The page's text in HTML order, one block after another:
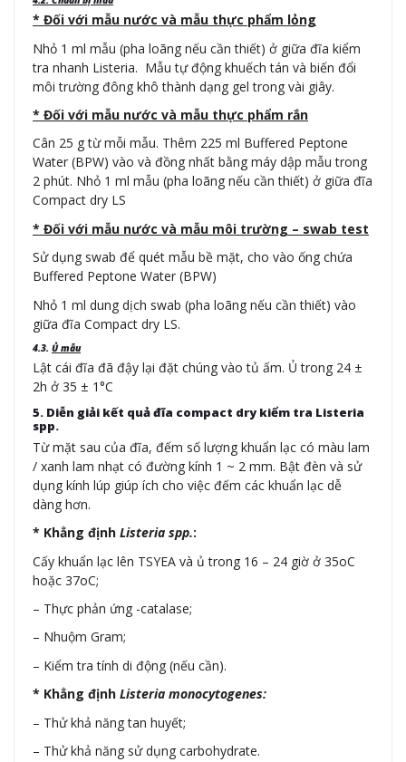
* Đối với mẫu nước và mẫu thực phẩm lỏng
Nhỏ 1 ml mẫu (pha loãng nếu cần thiết) ở giữa đĩa kiểm
tra nhanh Listeria. Mẫu tự động khuếch tán và biến đổi
môi trường đông khô thành dạng gel trong vài giây.
* Đối với mẫu nước và mẫu thực phẩm rắn
Cân 25 g từ mỗi mẫu. Thêm 225 ml Buffered Peptone
Water (BPW) vào và đồng nhất bằng máy dập mẫu trong
2 phút. Nhỏ 1 ml mẫu (pha loãng nếu cần thiết) ở giữa đĩa
Compact dry LS
* Đối với mẫu nước và mẫu môi trường – swab test
Sử dụng swab để quét mẫu bề mặt, cho vào ống chứa
Buffered Peptone Water (BPW)
Nhỏ 1 ml dung dịch swab (pha loãng nếu cần thiết) vào
giữa đĩa Compact dry LS.
4.3. Ủ mẫu
Lật cái đĩa đã đậy lại đặt chúng vào tủ ấm. Ủ trong 24 ±
2h ở 35 ± 1°C
5. Diễn giải kết quả đĩa compact dry kiểm tra Listeria
spp.
Từ mặt sau của đĩa, đếm số lượng khuẩn lạc có màu lam
/ xanh lam nhạt có đường kính 1 ~ 2 mm. Bật đèn và sử
dụng kính lúp giúp ích cho việc đếm các khuẩn lạc dễ
dàng hơn.
* Khẳng định Listeria spp.:
Cấy khuẩn lạc lên TSYEA và ủ trong 16 – 24 giờ ở 35oC
hoặc 37oC;
– Thực phản ứng -catalase;
– Nhuộm Gram;
– Kiểm tra tính di động (nếu cần).
* Khẳng định Listeria monocytogenes:
– Thử khả năng tan huyết;
– Thử khả năng sử dụng carbohydrate.